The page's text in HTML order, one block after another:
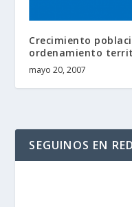
Crecimiento
ordenamiento
mayo 20, 2007
SEGUINOS EN